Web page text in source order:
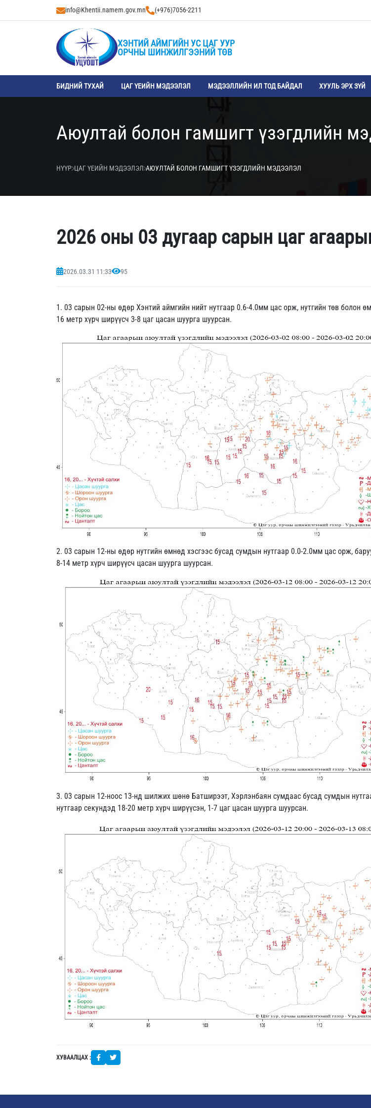
info@Khentii.namem.gov.mn (+976)7056-2211
ХЭНТИЙ АЙМГИЙН УС ЦАГ УУР
ОРЧНЫ ШИНЖИЛГЭЭНИЙ ТӨВ
БИДНИЙ ТУХАЙ ЦАГ ҮЕИЙН МЭДЭЭЛЭЛ МЭДЭЭЛЛИЙН ИЛ ТОД БАЙДАЛ ХУУЛЬ ЭРХ ЗҮЙ
Аюултай болон гамшигт үзэгдлийн
НҮҮР ЦАГ ҮЕИЙН МЭДЭЭЛЭЛ АЮУЛТАЙ БОЛОН ГАМШИГТ ҮЗЭГДЛИЙН МЭДЭЭЛЭЛ
2026 оны 03 дугаар сарын цаг
2026.03.31 11:33 95
1. 03 сарын 02-ны өдөр Хэнтий аймгийн нийт нутгаар 0.6-4.0мм цас орж, нутгийн төв болон
16 метр хүрч ширүүсч 3-8 цаг цасан шуурга шуурсан.
2. 03 сарын 12-ны өдөр нутгийн өмнөд хэсгээс бусад сумдын нутгаар 0.0-2.0мм цас орж,
8-14 метр хүрч ширүүсч цасан шуурга шуурсан.
3. 03 сарын 12-ноос 13-нд шилжих шөнө Батширээт, Хэрлэнбаян сумдаас бусад сумдын
нутгаар секундэд 18-20 метр хүрч ширүүсэн, 1-7 цаг цасан шуурга шуурсан.
ХУВААЛЦАХ :